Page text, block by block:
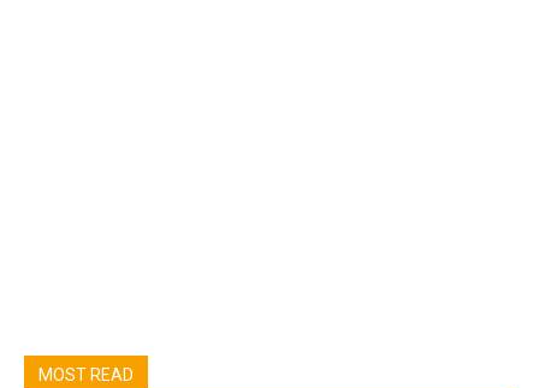
MOST READ